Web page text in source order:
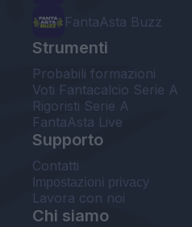
FantaAsta Buzz
Strumenti
Probabili formazioni
Voti Fantacalcio Serie A
Rigoristi Serie A
FantaAsta Live
Supporto
Contatti
Impostazioni privacy
Lavora con noi
Chi siamo